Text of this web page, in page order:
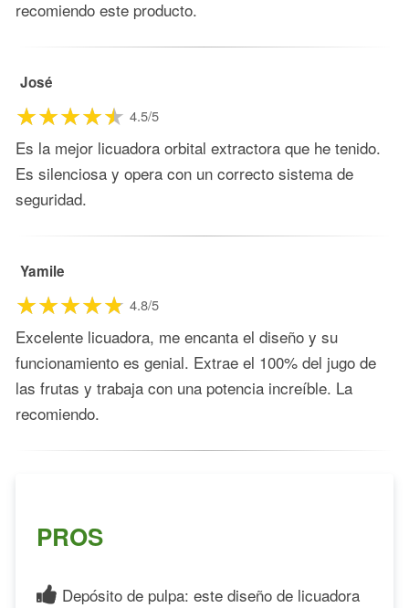
recomiendo este producto.
José
4.5/5
Es la mejor licuadora orbital extractora que he tenido.
Es silenciosa y opera con un correcto sistema de
seguridad.
Yamile
4.8/5
Excelente licuadora, me encanta el diseño y su
funcionamiento es genial. Extrae el 100% del jugo de
las frutas y trabaja con una potencia increíble. La
recomiendo.
PROS
Depósito de pulpa: este diseño de licuadora